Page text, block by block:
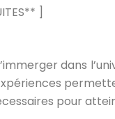
]
dans
pour